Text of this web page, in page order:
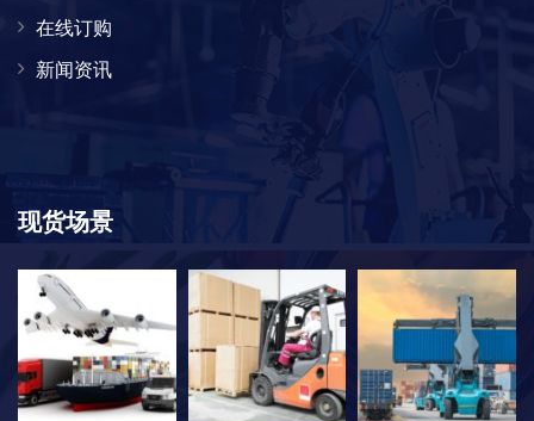
在线订购
新闻资讯
现货场景